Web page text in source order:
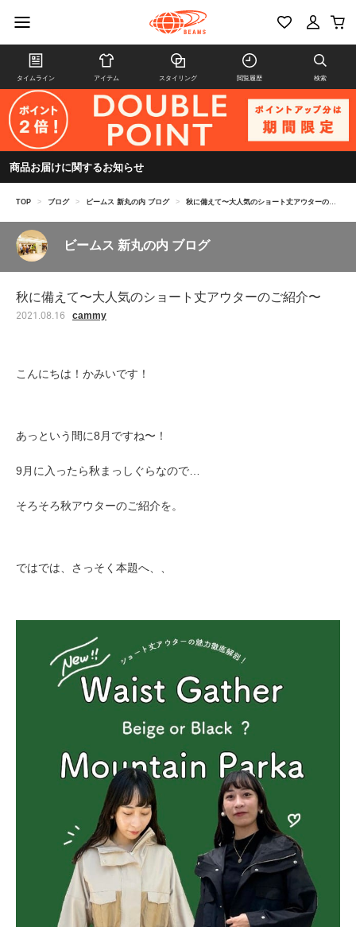
タイムライン アイテム スタイリング 閲覧履歴 検索
商品お届けに関するお知らせ
TOP > ブログ > ビームス 新丸の内 ブログ > 秋に備えて〜大人気のショート丈アウターのご紹介〜
ビームス 新丸の内 ブログ
秋に備えて〜大人気のショート丈アウターのご紹介〜
2021.08.16 cammy
こんにちは！かみいです！
あっという間に8月ですね〜！
9月に入ったら秋まっしぐらなので…
そろそろ秋アウターのご紹介を。
ではでは、さっそく本題へ、、